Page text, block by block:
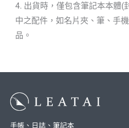
4. 出貨時，僅包含筆記本本體(
中之配件，如名片夾、筆、手
品。
手帳、日誌、筆記本